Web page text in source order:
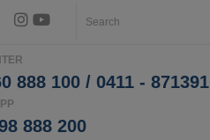
888 100 / 0411 - 871391
888 200